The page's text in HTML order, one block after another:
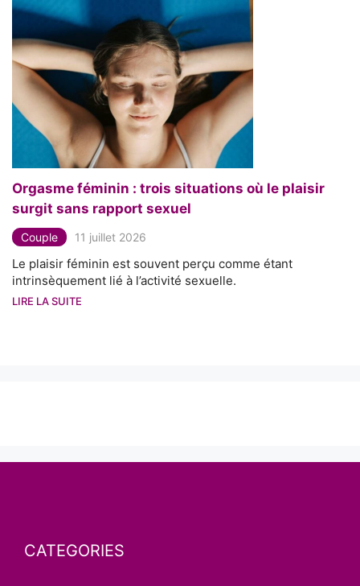
Orgasme féminin : trois situations où le plaisir
surgit sans rapport sexuel
Couple 11 juillet 2026
Le plaisir féminin est souvent perçu comme étant
intrinsèquement lié à l’activité sexuelle.
LIRE LA SUITE
CATEGORIES